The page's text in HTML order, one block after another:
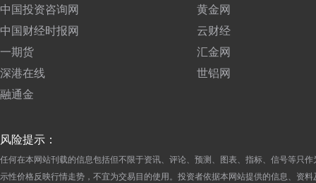
中国投资咨询网
黄金网
中国财经时报网
云财经
一期货
汇金网
深港在线
世铝网
融通金
风险提示：
任何在本网站刊载的信息包括但不限于资讯、评论、预测、图表、指标、信号等只
示性价格反映行情走势，不宜为交易目的使用。投资者依据本网站提供的信息、资